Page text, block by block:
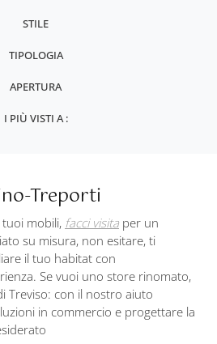
STILE
TIPOLOGIA
APERTURA
I PIÙ VISTI A :
Treporti
mobili, facci visita per un
su misura, non esitare, ti
il tuo habitat con
Se vuoi uno store rinomato,
Treviso: con il nostro aiuto
in commercio e progettare la